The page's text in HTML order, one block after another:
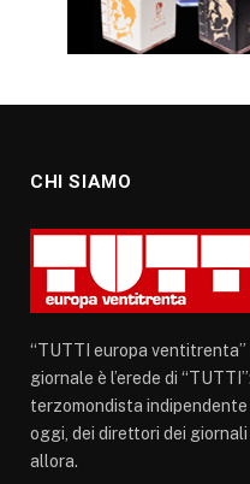
CHI SIAMO
“TUTTI europa
giornale è l’erede di
terzomondista indipendente
oggi, dei direttori dei
allora.